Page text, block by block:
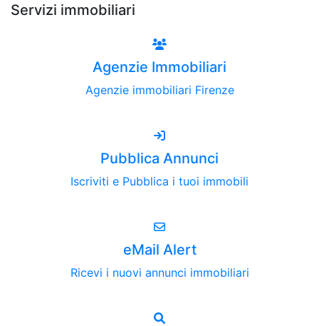
Servizi immobiliari
Agenzie Immobiliari
Agenzie immobiliari Firenze
Pubblica Annunci
Iscriviti e Pubblica i tuoi immobili
eMail Alert
Ricevi i nuovi annunci immobiliari